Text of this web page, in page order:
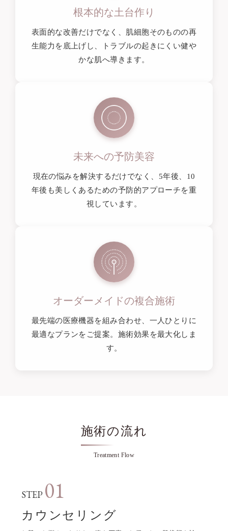
根本的な土台作り
表面的な改善だけでなく、肌細胞そのものの再
生能力を底上げし、トラブルの起きにくい健や
かな肌へ導きます。
未来への予防美容
現在の悩みを解決するだけでなく、5年後、10
年後も美しくあるための予防的アプローチを重
視しています。
オーダーメイドの複合施術
最先端の医療機器を組み合わせ、一人ひとりに
最適なプランをご提案。施術効果を最大化しま
す。
施術の流れ
Treatment Flow
STEP 01
カウンセリング